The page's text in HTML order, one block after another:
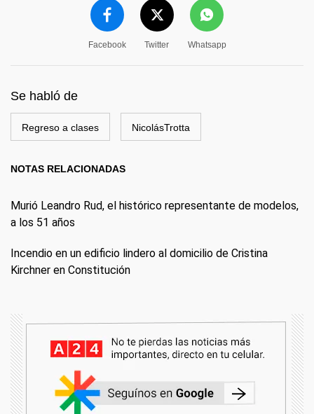
Facebook Twitter Whatsapp
Se habló de
Regreso a clases NicolásTrotta
NOTAS RELACIONADAS
Murió Leandro Rud, el histórico representante de modelos,
a los 51 años
Incendio en un edificio lindero al domicilio de Cristina
Kirchner en Constitución